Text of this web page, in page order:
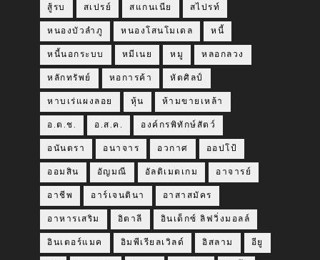
สู้รบ สเปรย์ สแกนเนีย สไปรท์
หนองบัวลำภู หนองโสนโมเดล หนี้
หนี้นอกระบบ หมีเนย หมู หลอกลวง
หลักทรัพย์ หอการค้า หัตศิลป์
หาบเร่แผงลอย หุ้น ห้ามขายเหล้า
อ.ต.ช. อ.ส.ค. องค์กรพิทักษ์สัตว์
อนันตรา อนาจาร อวกาศ ออปโป้
ออมสิน อัญมณี อัลติเมตเกม อาจารย์
อาชีพ อาร์เจนตินา อาสาสมัคร
อาหารเสริม อิตาลี อินเด็กซ์ ลิฟวิ่งมอลล์
อินเตอร์แมค อิมพีเรียลเวิลด์ อิสลาม อียู